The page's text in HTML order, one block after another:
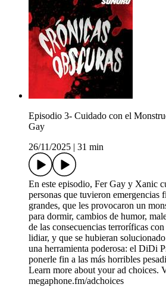
Episodio 3- Cuidado con el
Gay
26/11/2025
31 min
En este episodio, Fer Gay y Xanic
personas que tuvieron emergencias
grandes, que les provocaron un
para dormir, cambios de humor,
de las consecuencias terroríficas
lidiar, y que se hubieran
una herramienta poderosa: el DiDi
ponerle fin a las más horribles
Learn more about your ad choices.
megaphone.fm/adchoices